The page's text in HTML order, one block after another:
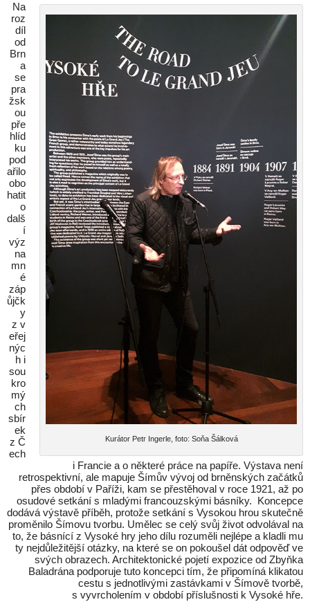
Kurátor Petr Ingerle, foto: Soňa Šálková
Na
roz
díl
od
Brn
a
se
pra
žsk
ou
pře
hlíd
ku
pod
ařilo
obo
hatit
o
dalš
í
výz
na
mn
é
záp
ůjčk
y
z v
eřej
nýc
h i
sou
kro
mý
ch
sbír
ek
z Č
ech
i Francie a o některé práce na papíře. Výstava není
retrospektivní, ale mapuje Šímův vývoj od brněnských začátků
přes období v Paříži, kam se přestěhoval v roce 1921, až po
osudové setkání s mladými francouzskými básníky. Koncepce
dodává výstavě příběh, protože setkání s Vysokou hrou skutečně
proměnilo Šímovu tvorbu. Umělec se celý svůj život odvolával na
to, že básnící z Vysoké hry jeho dílu rozuměli nejlépe a kladli mu
ty nejdůležitější otázky, na které se on pokoušel dát odpověď ve
svých obrazech. Architektonické pojetí expozice od Zbyňka
Baladrána podporuje tuto koncepci tím, že připomíná klikatou
cestu s jednotlivými zastávkami v Šímově tvorbě,
s vyvrcholením v období příslušnosti k Vysoké hře.